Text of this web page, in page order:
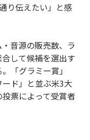
り伝えたい」と感
音源の販売数、ラ
して候補を選出す
「グラミー賞」
ード」と並ぶ米3大
票によって受賞者